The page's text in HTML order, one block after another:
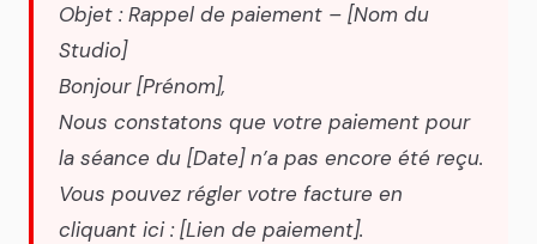
Objet : Rappel de paiement – [Nom du
Studio]
Bonjour [Prénom],
Nous constatons que votre paiement pour
la séance du [Date] n’a pas encore été reçu.
Vous pouvez régler votre facture en
cliquant ici : [Lien de paiement].